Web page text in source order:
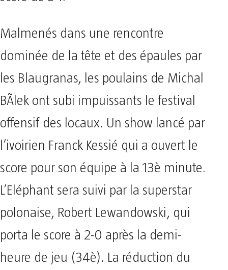
Malmenés dans une rencontre
dominée de la tête et des épaules par
les Blaugranas, les poulains de Michal
BÃ­lek ont subi impuissants le festival
offensif des locaux. Un show lancé par
l’ivoirien Franck Kessié qui a ouvert le
score pour son équipe à la 13è minute.
L’Eléphant sera suivi par la superstar
polonaise, Robert Lewandowski, qui
porta le score à 2-0 après la demi-
heure de jeu (34è). La réduction du